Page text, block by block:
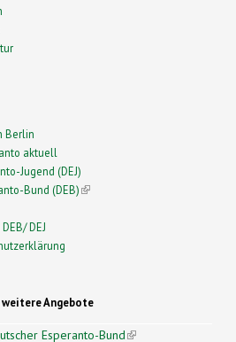
Berlin
aktuell
Jugend (DEJ)
Bund (DEB)(link is external)
DEJ
Angebote
Esperanto-Bund(link is